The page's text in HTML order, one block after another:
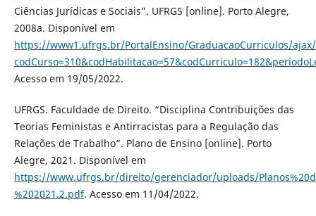
Ciências Jurídicas e Sociais”. UFRGS [online]. Porto Alegre,
2008a. Disponível em
https://www1.ufrgs.br/PortalEnsino/GraduacaoCurriculos/
Acesso em 19/05/2022.
UFRGS. Faculdade de Direito. “Disciplina Contribuições das
Teorias Feministas e Antirracistas para a Regulação das
Relações de Trabalho”. Plano de Ensino [online]. Porto
Alegre, 2021. Disponível em
https://www.ufrgs.br/direito/gerenciador/uploads/
%202021.2.pdf. Acesso em 11/04/2022.